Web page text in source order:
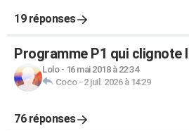
19 réponses
Programme P1 qui clignote
Lolo- 16 mai 2018 à 22:34
Coco- 2 juil. 2026 à 14:29
76 réponses